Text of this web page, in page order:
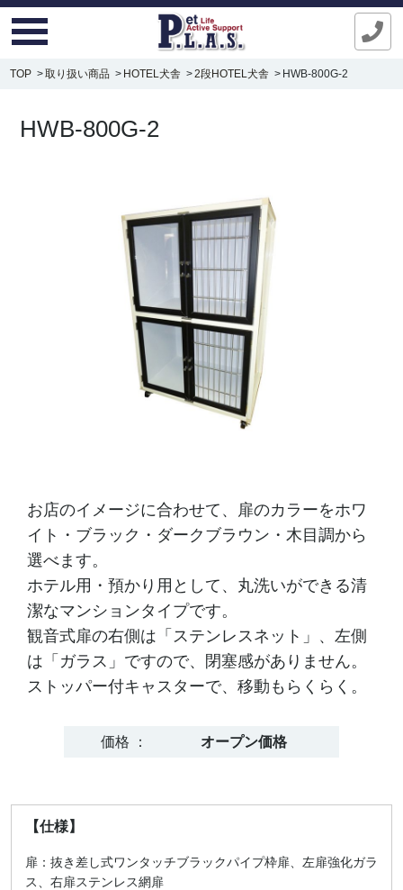
TOP 取り扱い商品 HOTEL犬舎 2段HOTEL犬舎 HWB-800G-2
HWB-800G-2
お店のイメージに合わせて、扉のカラーをホワ
イト・ブラック・ダークブラウン・木目調から
選べます。
ホテル用・預かり用として、丸洗いができる清
潔なマンションタイプです。
観音式扉の右側は「ステンレスネット」、左側
は「ガラス」ですので、閉塞感がありません。
ストッパー付キャスターで、移動もらくらく。
価格 ： オープン価格
【仕様】
扉：抜き差し式ワンタッチブラックパイプ枠扉、左扉強化ガラ
ス、右扉ステンレス網扉